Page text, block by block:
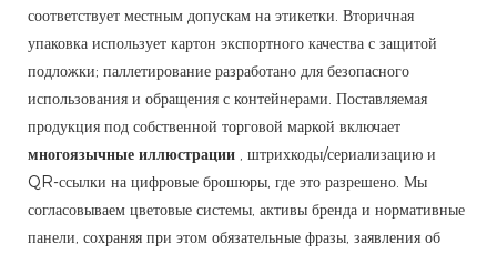
соответствует местным допускам на этикетки. Вторичная
упаковка использует картон экспортного качества с защитой
подложки; паллетирование разработано для безопасного
использования и обращения с контейнерами. Поставляемая
продукция под собственной торговой маркой включает
многоязычные иллюстрации , штрихкоды/сериализацию и
QR-ссылки на цифровые брошюры, где это разрешено. Мы
согласовываем цветовые системы, активы бренда и нормативные
панели, сохраняя при этом обязательные фразы, заявления об